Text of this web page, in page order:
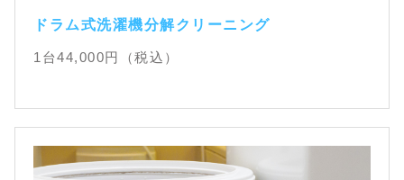
ドラム式洗濯機分解クリーニング
1台44,000円（税込）